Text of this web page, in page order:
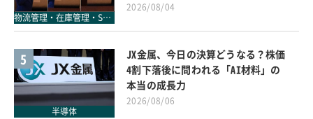
物流管理・在庫管理・SCM
2026/08/04
5
半導体
JX金属、今日の決算どうなる？株価
4割下落後に問われる「AI材料」の
本当の成長力
2026/08/06